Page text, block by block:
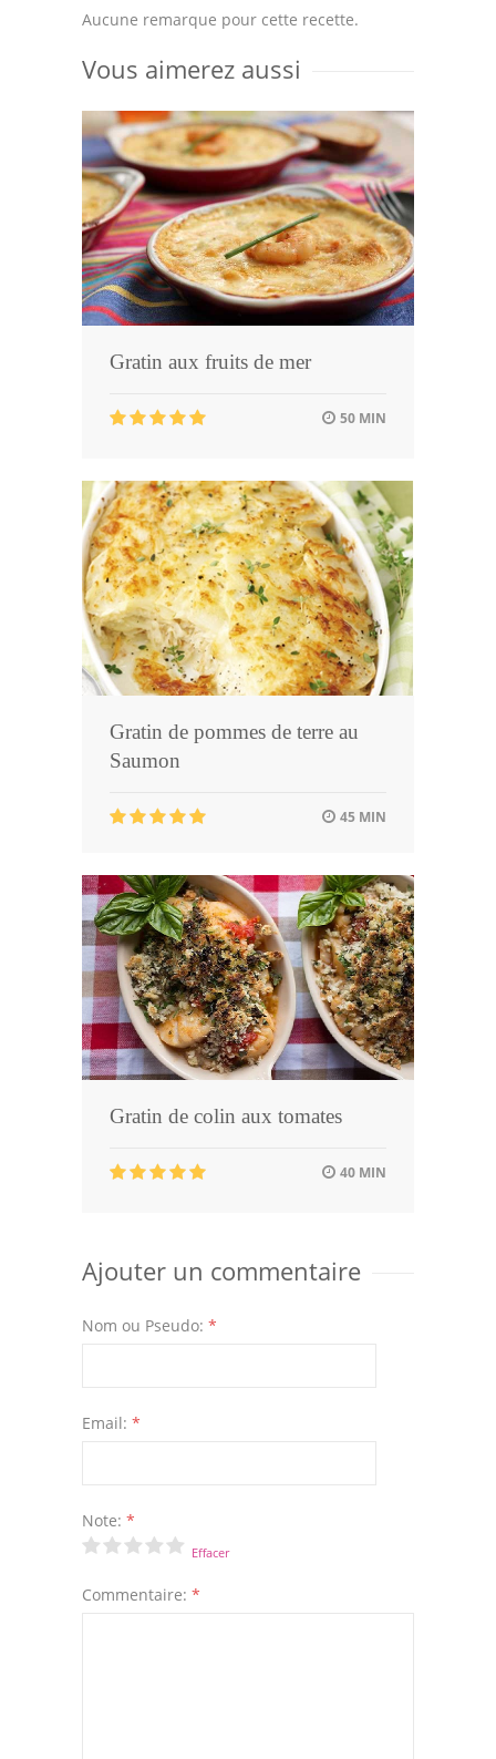
Aucune remarque pour cette recette.
Vous aimerez aussi
Gratin aux fruits de mer
50 MIN
Gratin de pommes de terre au
Saumon
45 MIN
Gratin de colin aux tomates
40 MIN
Ajouter un commentaire
Nom ou Pseudo: *
Email: *
Note: *
Effacer
Commentaire: *